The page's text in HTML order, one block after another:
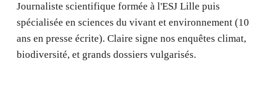
Journaliste scientifique formée à l'ESJ Lille puis
spécialisée en sciences du vivant et environnement (10
ans en presse écrite). Claire signe nos enquêtes climat,
biodiversité, et grands dossiers vulgarisés.